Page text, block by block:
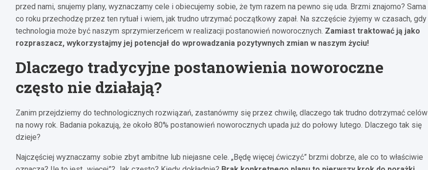
przed nami, snujemy plany, wyznaczamy cele i obiecujemy sobie, że tym razem na pewno się uda. Brzmi znajomo? Sama
co roku przechodzę przez ten rytuał i wiem, jak trudno utrzymać początkowy zapał. Na szczęście żyjemy w czasach, gdy
technologia może być naszym sprzymierzeńcem w realizacji postanowień noworocznych. Zamiast traktować ją jako
rozpraszacz, wykorzystajmy jej potencjał do wprowadzania pozytywnych zmian w naszym życiu!
Dlaczego tradycyjne postanowienia noworoczne
często nie działają?
Zanim przejdziemy do technologicznych rozwiązań, zastanówmy się przez chwilę, dlaczego tak trudno dotrzymać celów
na nowy rok. Badania pokazują, że około 80% postanowień noworocznych upada już do połowy lutego. Dlaczego tak się
dzieje?
Najczęściej wyznaczamy sobie zbyt ambitne lub niejasne cele. „Będę więcej ćwiczyć” brzmi dobrze, ale co to właściwie